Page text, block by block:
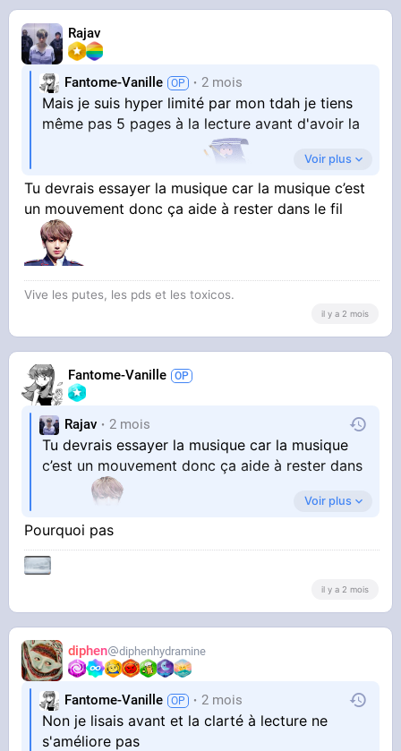
Rajav
Fantome-Vanille 2 mois
Mais je suis hyper limité par mon tdah je tiens
même pas 5 pages à la lecture avant d'avoir la
Voir plus
Tu devrais essayer la musique car la musique c’est
un mouvement donc ça aide à rester dans le fil
Vive les putes, les pds et les toxicos.
il y a 2 mois
Fantome-Vanille
Rajav 2 mois
Tu devrais essayer la musique car la musique
c’est un mouvement donc ça aide à rester dans
Voir plus
Pourquoi pas
il y a 2 mois
diphen diphenhydramine
Fantome-Vanille 2 mois
Non je lisais avant et la clarté à lecture ne
s'améliore pas